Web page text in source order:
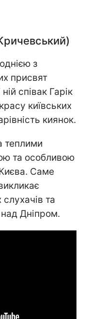
з
присвят
співак Гарік
київських
киянок.
теплими
та особливою
Саме
та
Дніпром.